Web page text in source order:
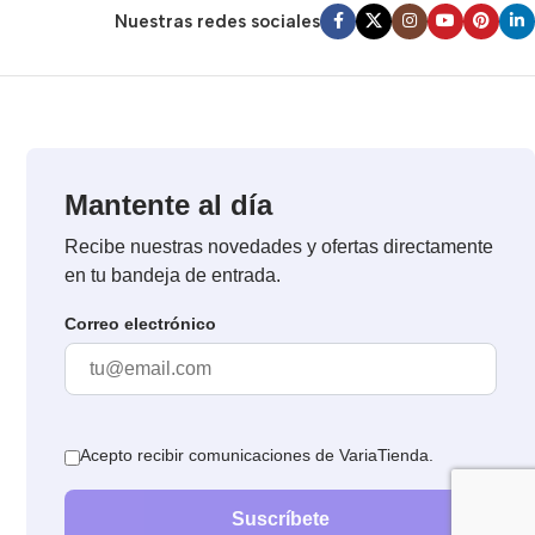
Nuestras redes sociales